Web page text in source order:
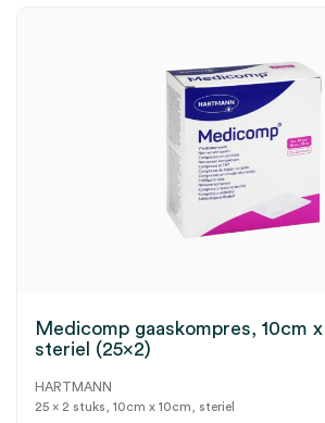
Medicomp gaaskompres, 10cm
steriel (25×2)
HARTMANN
25 x 2 stuks, 10cm x 10cm, steriel